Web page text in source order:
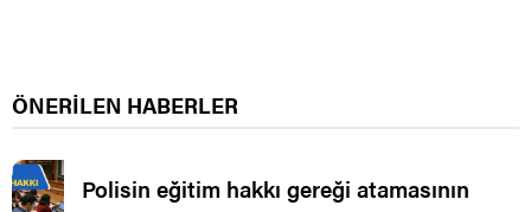
ÖNERİLEN HABERLER
Polisin eğitim hakkı gereği atamasının